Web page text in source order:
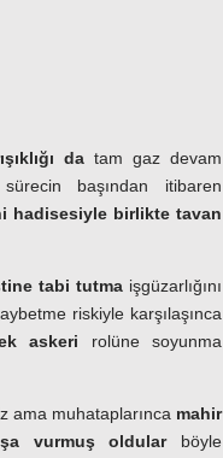
datam gaz devam
başından itibaren
hadisesiyle birlikte tavan
tabi tutmaişgüzarlığını
riskiyle karşılaşınca
askeri rolüne soyunma
ama muhataplarınca mahir
vurmuş oldular böyle